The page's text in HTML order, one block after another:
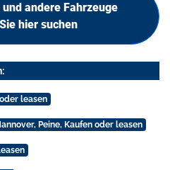
andere Fahrzeuge
hier suchen
leasen
Peine, Kaufen oder leasen